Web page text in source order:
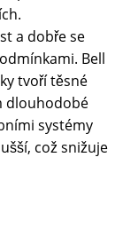
a dobře se
Bell
tvoří těsné
dlouhodobé
systémy
což snižuje